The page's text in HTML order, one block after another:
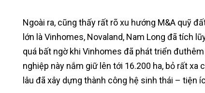
Ngoài ra, cũng thấy rất rõ xu hướng M&A quỹ
lớn là Vinhomes, Novaland, Nam Long đã tích
quá bất ngờ khi Vinhomes đã phát triển
nghiệp này nắm giữ lên tới 16.200 ha, bỏ rất
lâu đã xây dựng thành công hệ sinh thái – tiện